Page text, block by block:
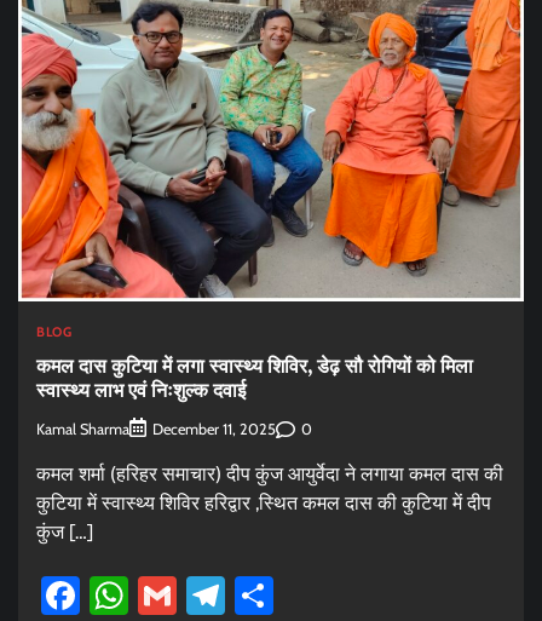
BLOG
कमल दास कुटिया में लगा स्वास्थ्य शिविर, डेढ़ सौ रोगियों को मिला
स्वास्थ्य लाभ एवं निःशुल्क दवाई
Kamal Sharma December 11, 2025 0
कमल शर्मा (हरिहर समाचार) दीप कुंज आयुर्वेदा ने लगाया कमल दास की
कुटिया में स्वास्थ्य शिविर हरिद्वार ,स्थित कमल दास की कुटिया में दीप
कुंज […]
Facebook
WhatsApp
GmailTelegram